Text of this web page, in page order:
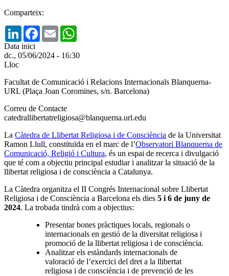
Comparteix:
LinkedInFacebook
Email
Data inici
dc., 05/06/2024 - 16:30
Lloc
Facultat de Comunicació i Relacions Internacionals Blanquerna-
URL (Plaça Joan Coromines, s/n. Barcelona)
Correu de Contacte
catedrallibertatreligiosa@blanquerna.url.edu
La Càtedra de Llibertat Religiosa i de Consciència de la Universitat
Ramon Llull, constituïda en el marc de l’Observatori Blanquerna de
Comunicació, Religió i Cultura, és un espai de recerca i divulgació
que té com a objectiu principal estudiar i analitzar la situació de la
llibertat religiosa i de consciència a Catalunya.
La Càtedra organitza el II Congrés Internacional sobre Llibertat
Religiosa i de Consciència a Barcelona els dies 5 i 6 de juny de
2024. La trobada tindrà com a objectius:
Presentar bones pràctiques locals, regionals o
internacionals en gestió de la diversitat religiosa i
promoció de la llibertat religiosa i de consciència.
Analitzar els estàndards internacionals de
valoració de l’exercici del dret a la llibertat
religiosa i de consciència i de prevenció de les